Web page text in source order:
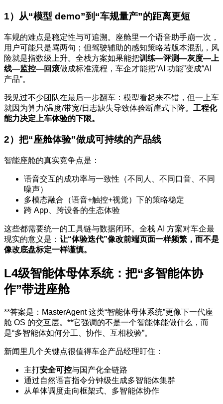
1）从“模型 demo”到“车规量产”的距离更短
车规的难点是稳定性与可追溯。座舱里一个语音助手崩一次，
用户可能只是骂两句；但驾驶辅助的感知策略若版本混乱，风
险就是指数级上升。全栈方案如果能把训练—评测—灰度—上
线—监控—回滚做成标准流程，车企才能把“AI 功能”变成“AI
产品”。
我见过不少团队在最后一步翻车：模型看起来不错，但一上车
就因为算力/温度/带宽/日志缺失导致体验断崖式下降。 工程化
能力决定上车体验的下限。
2）把“座舱体验”做成可持续的产品线
智能座舱的真实竞争点是：
语音交互的成功率与一致性（不同人、不同口音、不同
噪声）
多模态融合（语音+触控+视觉）下的策略稳定
跨 App、跨设备的生态体验
这些都需要统一的工具链与数据闭环。全栈 AI 方案对车企最
现实的意义是： 让“体验迭代”像改前端页面一样频繁，而不是
像改底盘标定一样谨慎。
L4级智能体母体系统：把“多智能体协
作”带进座舱
**答案是：MasterAgent 这类“智能体母体系统”更像下一代座
舱 OS 的交互层。**它强调的不是一个智能体能做什么，而
是“多智能体如何分工、协作、互相校验”。
新闻里几个关键点很值得车企产品经理盯住：
主打安全可控与国产化全链路
通过自然语言指令分钟级生成多智能体集群
从单体调度走向框架式、多智能体协作